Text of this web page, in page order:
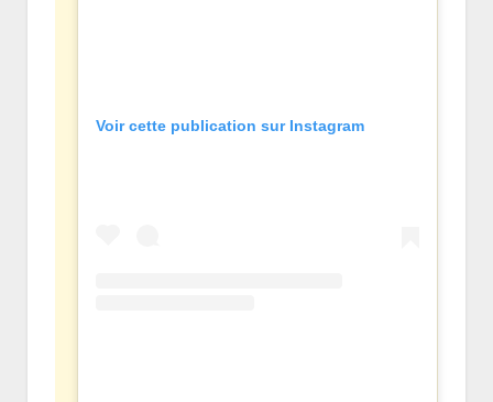
Voir cette publication sur Instagram